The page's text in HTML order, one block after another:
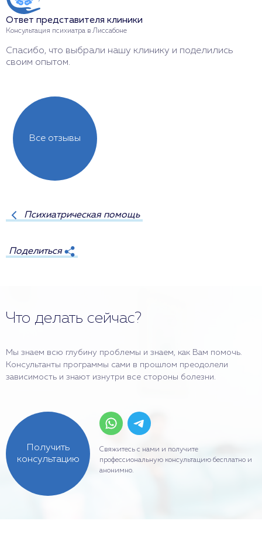
Ответ представителя клиники
Консультация психиатра в Лиссабоне
Спасибо, что выбрали нашу клинику и поделились
своим опытом.
Все отзывы
Психиатрическая помощь
Поделиться
Что делать сейчас?
Мы знаем всю глубину проблемы и знаем, как Вам помочь.
Консультанты программы сами в прошлом преодолели
зависимость и знают изнутри все стороны болезни.
Получить
консультацию
Свяжитесь с нами и получите
профессиональную консультацию бесплатно и
анонимно.